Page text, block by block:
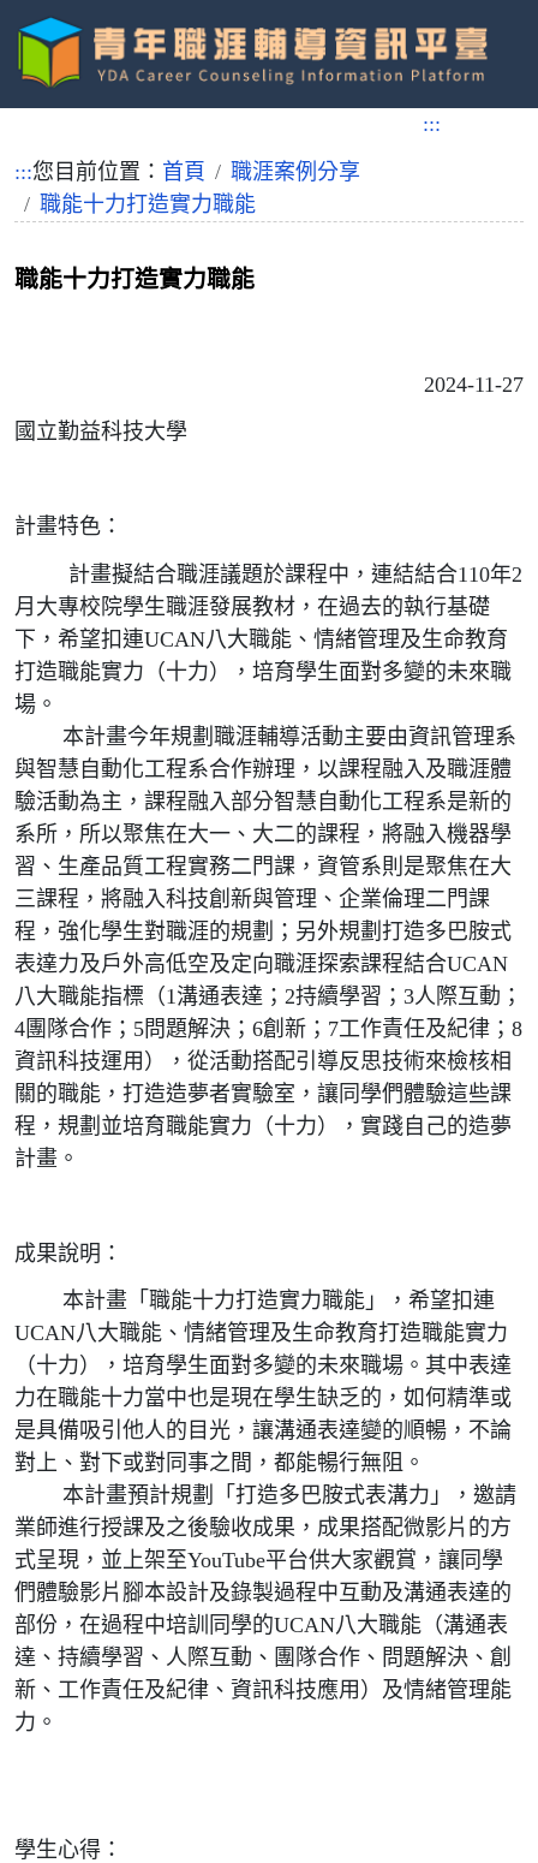
跳
到
要
內
:::
:::您目前位置： 首頁
職涯案例分享
職能十力打造實力職能
職能十力打造實力職能
2024-11-27
國立勤益科技大學
計畫特色：
計畫擬結合職涯議題於課程中，連結結合110年2
月大專校院學生職涯發展教材，在過去的執行基礎
下，希望扣連UCAN八大職能、情緒管理及生命教育
打造職能實力（十力），培育學生面對多變的未來職
場。
本計畫今年規劃職涯輔導活動主要由資訊管理系
與智慧自動化工程系合作辦理，以課程融入及職涯體
驗活動為主，課程融入部分智慧自動化工程系是新的
系所，所以聚焦在大一、大二的課程，將融入機器學
習、生產品質工程實務二門課，資管系則是聚焦在大
三課程，將融入科技創新與管理、企業倫理二門課
程，強化學生對職涯的規劃；另外規劃打造多巴胺式
表達力及戶外高低空及定向職涯探索課程結合UCAN
八大職能指標（1溝通表達；2持續學習；3人際互動；
4團隊合作；5問題解決；6創新；7工作責任及紀律；8
資訊科技運用），從活動搭配引導反思技術來檢核相
關的職能，打造造夢者實驗室，讓同學們體驗這些課
程，規劃並培育職能實力（十力），實踐自己的造夢
計畫。
成果說明：
本計畫「職能十力打造實力職能」，希望扣連
UCAN八大職能、情緒管理及生命教育打造職能實力
（十力），培育學生面對多變的未來職場。其中表達
力在職能十力當中也是現在學生缺乏的，如何精準或
是具備吸引他人的目光，讓溝通表達變的順暢，不論
對上、對下或對同事之間，都能暢行無阻。
本計畫預計規劃「打造多巴胺式表溝力」，邀請
業師進行授課及之後驗收成果，成果搭配微影片的方
式呈現，並上架至YouTube平台供大家觀賞，讓同學
們體驗影片腳本設計及錄製過程中互動及溝通表達的
部份，在過程中培訓同學的UCAN八大職能（溝通表
達、持續學習、人際互動、團隊合作、問題解決、創
新、工作責任及紀律、資訊科技應用）及情緒管理能
力。
學生心得：